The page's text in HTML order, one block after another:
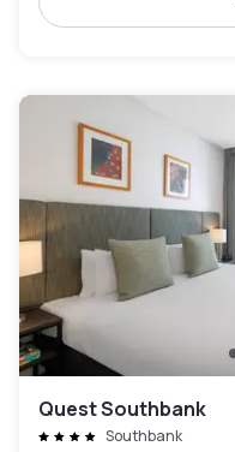
Quest Southbank
Southbank